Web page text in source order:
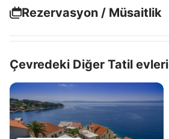
Rezervasyon / Müsaitlik
Çevredeki Diğer Tatil evleri